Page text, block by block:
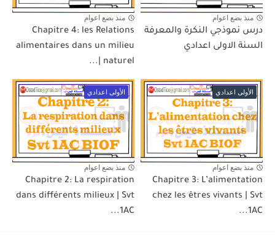
منذ بضع اعوام
درس نموذجي النكرة والمعرفة
السنة الاولى اعدادي
منذ بضع اعوام
Chapitre 4: les Relations
alimentaires dans un milieu
naturel |...
الأولى اعدادي
منذ بضع اعوام
Chapitre 3: L’alimentation
chez les êtres vivants | Svt
1AC...
الأولى اعدادي
منذ بضع اعوام
Chapitre 2: La respiration
dans différents milieux | Svt
1AC...